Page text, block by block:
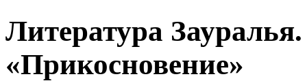
Литература
«Прикосновение»